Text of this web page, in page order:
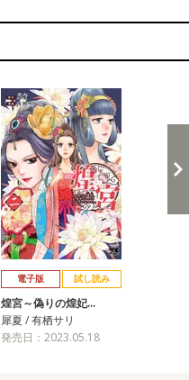
電子版 試し読み
煌宮～偽りの煌妃…
犀夏 / 有栖サリ
発売日：2023.05.18